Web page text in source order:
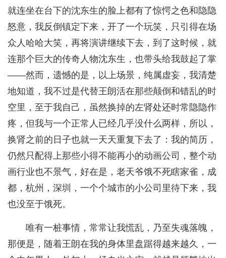
就连坐在台下的沈东生的脸上都有了惊愕之色和隐隐
怒意，我反倒镇定下来，开了一个玩笑，只引得在场
众人哈哈大笑，再将演讲继续下去，到了这时候，就
连那个巨大的传奇人物沈东生，也带头给我鼓起了掌
——然而，遗憾的是，以上场景，纯属虚妄，我清楚
地知道，我不过是代替王朗活在那些颠倒和错乱的时
空里，至于我自己，虽然换掉的左肾处还时常隐隐作
疼，但我与一个正常人已经几乎没什么两样，所以，
换肾之前的日子也就一天天重复下去了：我的简历，
仍然只配得上那些小得不能再小的动画公司，整个动
画行业也不景气，好在是，老天爷饿不死瞎家雀，成
都，杭州，深圳，一个个城市的小公司里待下来，我
也没至于饿死。
唯有一桩事情，常常让我慌乱，乃至失魂落魄，
那便是，随着王朗在我的身体里盘踞得越来越久，一